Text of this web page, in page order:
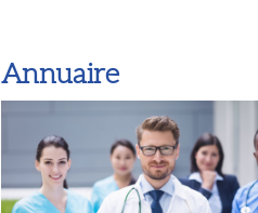
Annuaire